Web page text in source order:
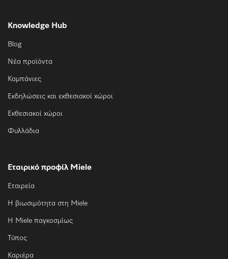
Knowledge Hub
Blog
Νέα προϊόντα
Καμπάνιες
Εκδηλώσεις και εκθεσιακοί χώροι
Εκθεσιακοί χώροι
Φυλλάδια
Εταιρικό προφίλ Miele
Εταιρεία
Η βιωσιμότητα στη Miele
Η Miele παγκοσμίως
Τύπος
Καριέρα